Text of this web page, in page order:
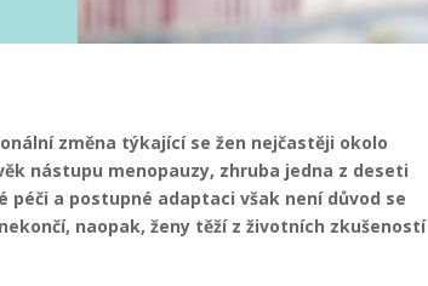
změna týkající se žen nejčastěji okolo
nástupu menopauzy, zhruba jedna z deseti
péči a postupné adaptaci však není důvod se
naopak, ženy těží z životních zkušeností